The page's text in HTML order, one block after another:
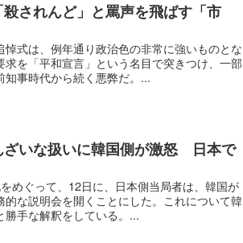
されんど」と罵声を飛ばす「市
式は、例年通り政治色の非常に強いものとな
を「平和宣言」という名目で突きつけ、一部
事時代から続く悪弊だ。...
ざいな扱いに韓国側が激怒 日本で
めぐって、12日に、日本側当局者は、韓国が
な説明会を開くことにした。これについて韓
手な解釈をしている。...